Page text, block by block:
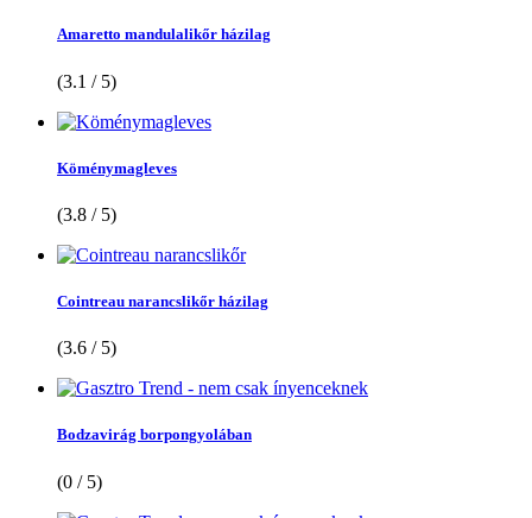
Amaretto mandulalikőr házilag
(3.1 / 5)
Köménymagleves
(3.8 / 5)
Cointreau narancslikőr házilag
(3.6 / 5)
Bodzavirág borpongyolában
(0 / 5)